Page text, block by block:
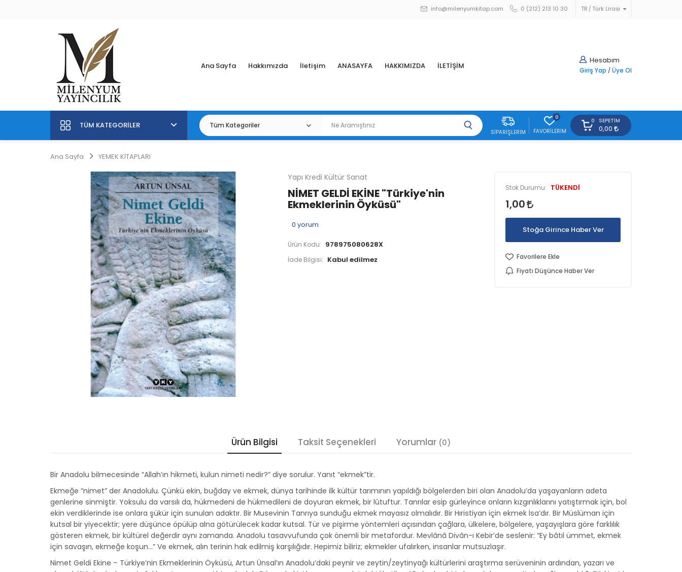
TR Türk Lirası
info@milenyumkitap.com 0 (212) 213 10 30
Hesabım
Giriş Yap / Üye Ol
Ana Sayfa Hakkımızda İletişim ANASAYFA HAKKIMIZDA İLETİŞİM
TÜM KATEGORILER
SIPARIŞLERIM
0
FAVORILERIM
0 SEPETIM
0,00
Ana Sayfa YEMEK KİTAPLARI
Yapı Kredi Kültür Sanat
NİMET GELDİ EKİNE "Türkiye'nin
Ekmeklerinin Öyküsü"
0 yorum
Ürün Kodu: 978975080628X
İade Bilgisi:
Stok Durumu: TÜKENDİ
1,00
Stoğa Girince Haber Ver
Favorilere Ekle
Fiyatı Düşünce Haber Ver
Ürün Bilgisi Taksit Seçenekleri Yorumlar (0)
Bir Anadolu bilmecesinde “Allah’ın hikmeti, kulun nimeti nedir?” diye sorulur. Yanıt “ekmek”tir.
Ekmeğe “nimet” der Anadolulu. Çünkü ekin, buğday ve ekmek, dünya tarihinde ilk kültür tarımının yapıldığı bölgelerden biri olan Anadolu’da yaşayanların adeta
genlerine sinmiştir. Yoksulu da varsılı da, hükmedeni de hükmedileni de doyuran ekmek, bir lûtuftur. Tanrılar esip gürleyince onların kızgınlıklarını yatıştırmak için, bol
ekin verdiklerinde ise onlara şükür için sunulan adaktır. Bir Musevinin Tanrıya sunduğu ekmek mayasız olmalıdır. Bir Hıristiyan için ekmek İsa’dır. Bir Müslüman için
kutsal bir yiyecektir; yere düşünce öpülüp alna götürülecek kadar kutsal. Tür ve pişirme yöntemleri açısından çağlara, ülkelere, bölgelere, yaşayışlara göre farklılık
gösteren ekmek, bir kültürel değerdir aynı zamanda. Anadolu tasavvufunda çok önemli bir metafordur. Mevlânâ Divân-ı Kebir’de seslenir: “Ey bâtıl ümmet, ekmek
için savaşın, ekmeğe koşun…” Ve ekmek, alın terinin hak edilmiş karşılığıdır. Hepimiz biliriz; ekmekler ufalırken, insanlar mutsuzlaşır.
Nimet Geldi Ekine – Türkiye’nin Ekmeklerinin Öyküsü, Artun Ünsal’ın Anadolu’daki peynir ve zeytin/zeytinyağı kültürlerini araştırma serüveninin ardından, yazarı ve